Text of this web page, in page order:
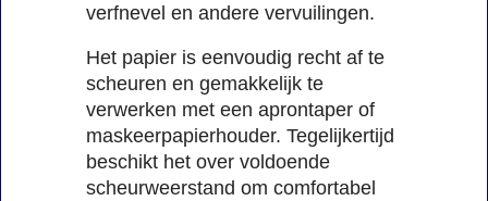
verfnevel en andere vervuilingen.
Het papier is eenvoudig recht af te
scheuren en gemakkelijk te
verwerken met een aprontaper of
maskeerpapierhouder. Tegelijkertijd
beschikt het over voldoende
scheurweerstand om comfortabel